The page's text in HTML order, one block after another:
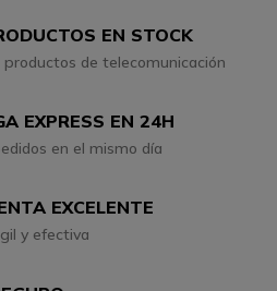
EN STOCK
productos de telecomunicación
EXPRESS EN 24H
en el mismo día
EXCELENTE
y efectiva